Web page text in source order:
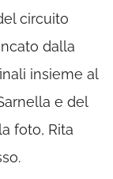
circuito
dalla
insieme al
e del
foto, Rita